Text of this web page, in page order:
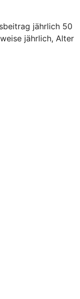
jährlich 50
jährlich, Alter